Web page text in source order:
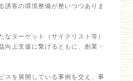
誘客の環境整備が整いつつありま
ターゲット（サイクリスト等）
上支援に繋げるともに、創業・
スを展開している事例を交え、事